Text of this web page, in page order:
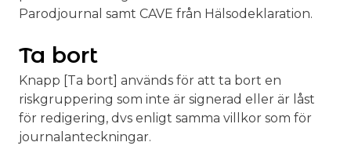
Parodjournal samt CAVE från Hälsodeklaration.
Ta bort
Knapp [Ta bort] används för att ta bort en
riskgruppering som inte är signerad eller är låst
för redigering, dvs enligt samma villkor som för
journalanteckningar.